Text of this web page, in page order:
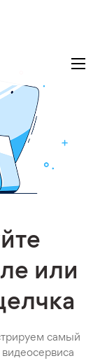
или
самый